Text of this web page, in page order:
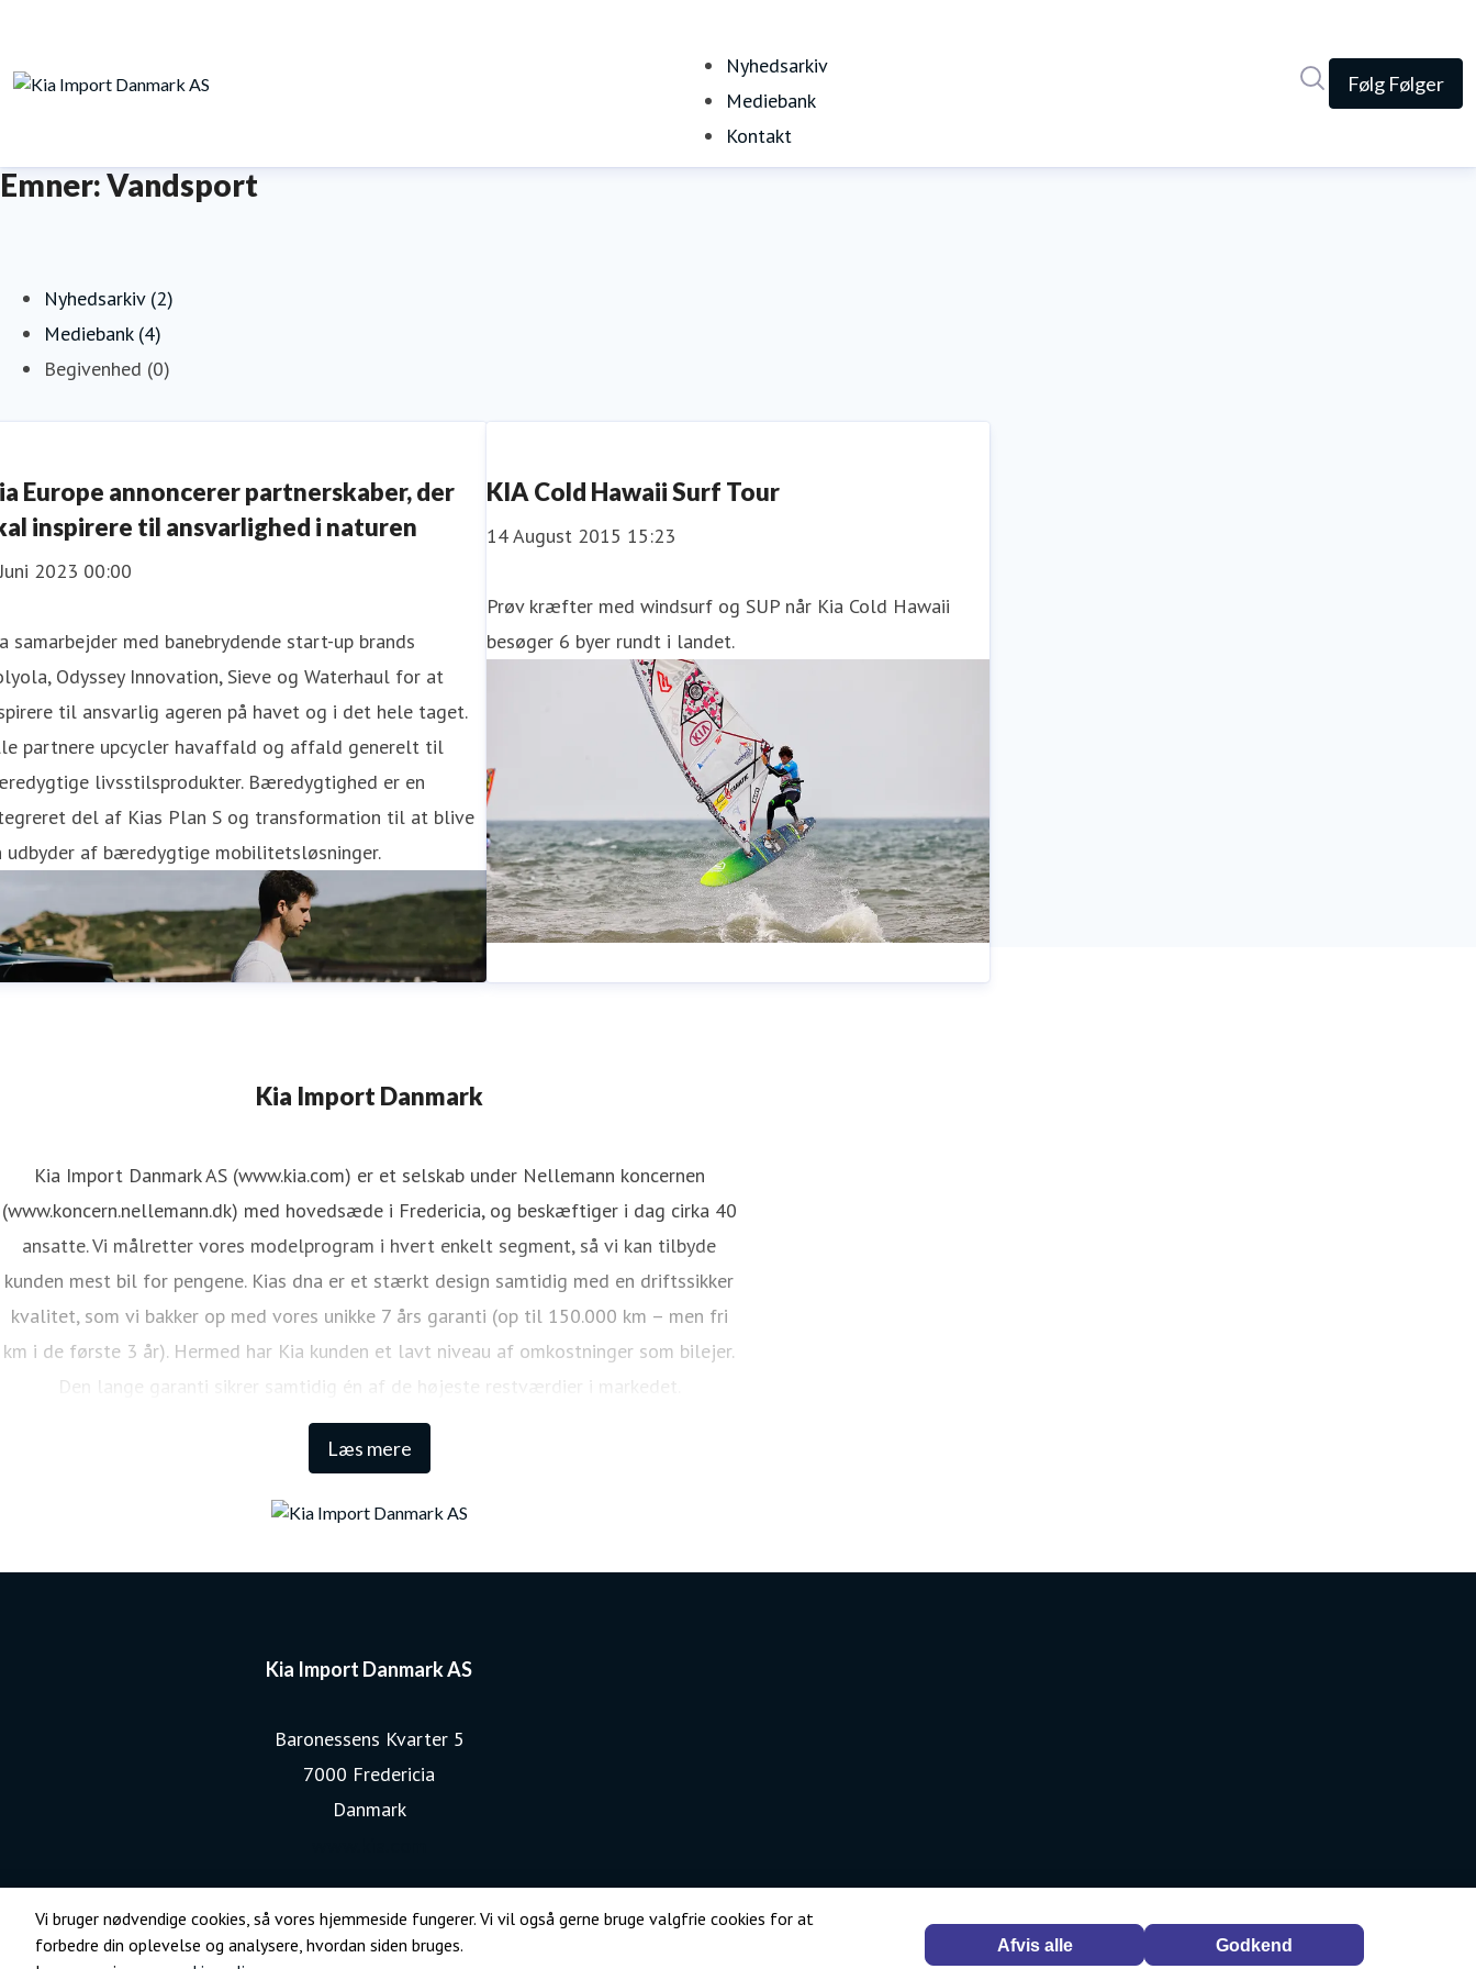
Vi bruger nødvendige cookies, så vores hjemmeside fungerer. Vi vil også gerne bruge valgfrie cookies for at
forbedre din oplevelse og analysere, hvordan siden bruges.
Afvis alle Godkend
Nyhedsarkiv
Mediebank
Kontakt
Følg Følger
Emner: Vandsport
Nyhedsarkiv (2)
Mediebank (4)
Begivenhed (0)
Europe annoncerer partnerskaber, der
inspirere til ansvarlighed i naturen
2023 00:00
samarbejder med banebrydende start-up brands
Odyssey Innovation, Sieve og Waterhaul for at
til ansvarlig ageren på havet og i det hele taget.
partnere upcycler havaffald og affald generelt til
livsstilsprodukter. Bæredygtighed er en
del af Kias Plan S og transformation til at blive
udbyder af bæredygtige mobilitetsløsninger.
KIA Cold Hawaii Surf Tour
14 August 2015 15:23
Prøv kræfter med windsurf og SUP når Kia Cold Hawaii
besøger 6 byer rundt i landet.
Kia Import Danmark
Læs mere
Kia Import Danmark AS (www.kia.com) er et selskab under Nellemann koncernen
(www.koncern.nellemann.dk) med hovedsæde i Fredericia, og beskæftiger i dag cirka 40
ansatte. Vi målretter vores modelprogram i hvert enkelt segment, så vi kan tilbyde
kunden mest bil for pengene. Kias dna er et stærkt design samtidig med en driftssikker
kvalitet, som vi bakker op med vores unikke 7 års garanti (op til 150.000 km – men fri
km i de første 3 år). Hermed har Kia kunden et lavt niveau af omkostninger som bilejer.
Den lange garanti sikrer samtidig én af de højeste restværdier i markedet.
Kia Import Danmark AS
Baronessens Kvarter 5
7000 Fredericia
Danmark